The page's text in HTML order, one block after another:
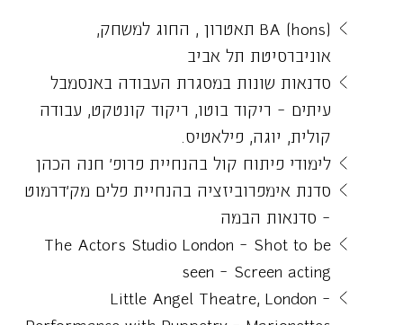
(hons) BA תאטרון , החוג למשחק,
אוניברסיטת תל אביב
סדנאות שונות במסגרת העבודה באנסמבל
עיתים – ריקוד בוטו, ריקוד קונטקט, עבודה
קולית, יוגה, פילאטיס.
לימודי פיתוח קול בהנחיית פרופ' חנה הכהן
סדנת אימפרוביזציה בהנחיית פלים מק'דרמוט
– סדנאות הבמה
The Actors Studio London – Shot to be
seen – Screen acting
Little Angel Theatre, London –